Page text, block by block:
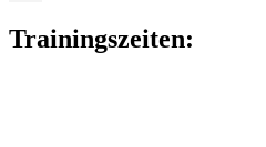
Trainingszeiten: